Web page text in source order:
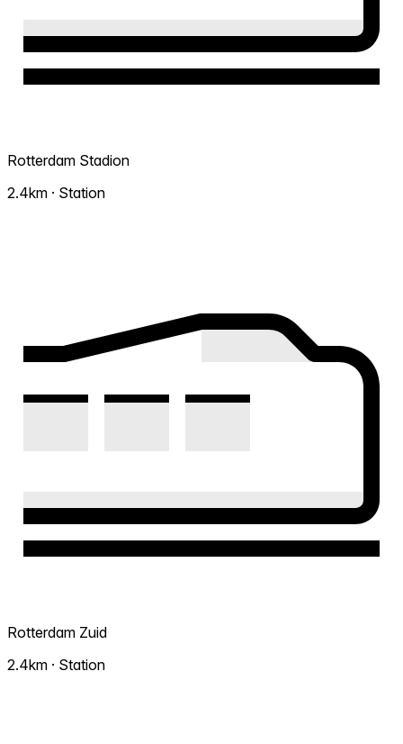
Rotterdam Stadion
2.4km · Station
Rotterdam Zuid
2.4km · Station